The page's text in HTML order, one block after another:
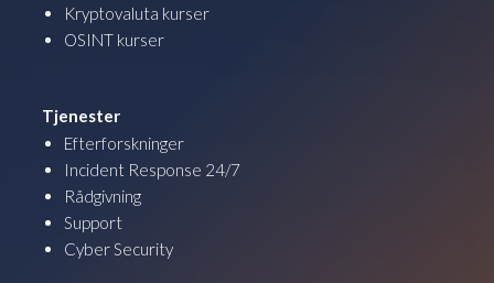
Kryptovaluta kurser
OSINT kurser
Tjenester
Efterforskninger
Incident Response 24/7
Rådgivning
Support
Cyber Security